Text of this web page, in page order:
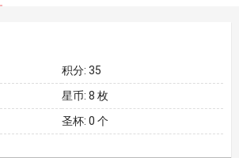
积分: 35
星币: 8 枚
圣杯: 0 个